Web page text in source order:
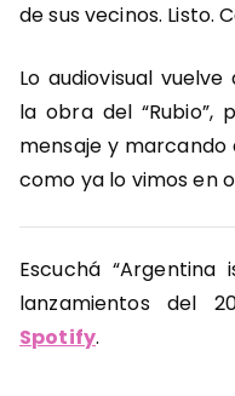
de sus vecinos. Listo.
Lo audiovisual
la obra del “Rubio”,
mensaje y
como ya lo vimos en
Escuchá
lanzamientos del
Spotify.